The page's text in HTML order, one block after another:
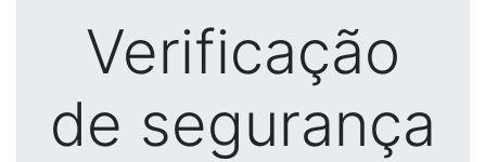
Verificação
de segurança